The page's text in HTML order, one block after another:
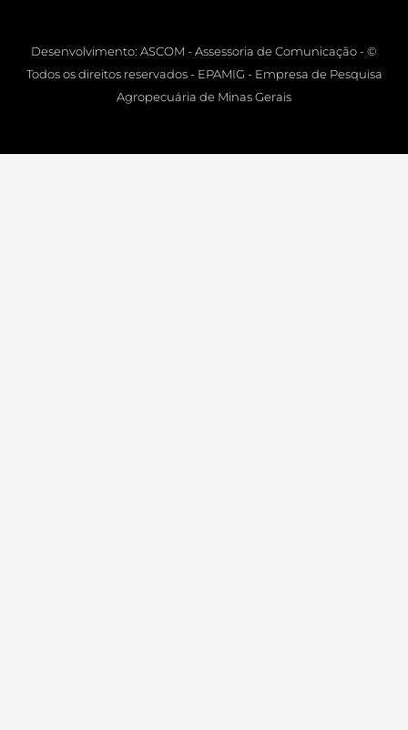
Desenvolvimento: ASCOM - Assessoria de Comunicação - ©
Todos os direitos reservados - EPAMIG - Empresa de Pesquisa
Agropecuária de Minas Gerais